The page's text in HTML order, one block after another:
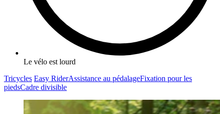
Le vélo est lourd
Tricycles Easy RiderAssistance au pédalageFixation pour les
piedsCadre divisible